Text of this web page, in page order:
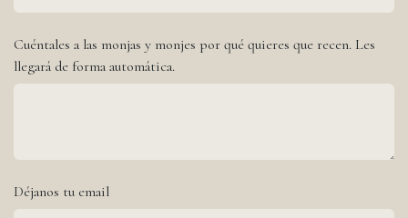
Cuéntales a las monjas y monjes por qué quieres que recen. Les
llegará de forma automática.
Déjanos tu email